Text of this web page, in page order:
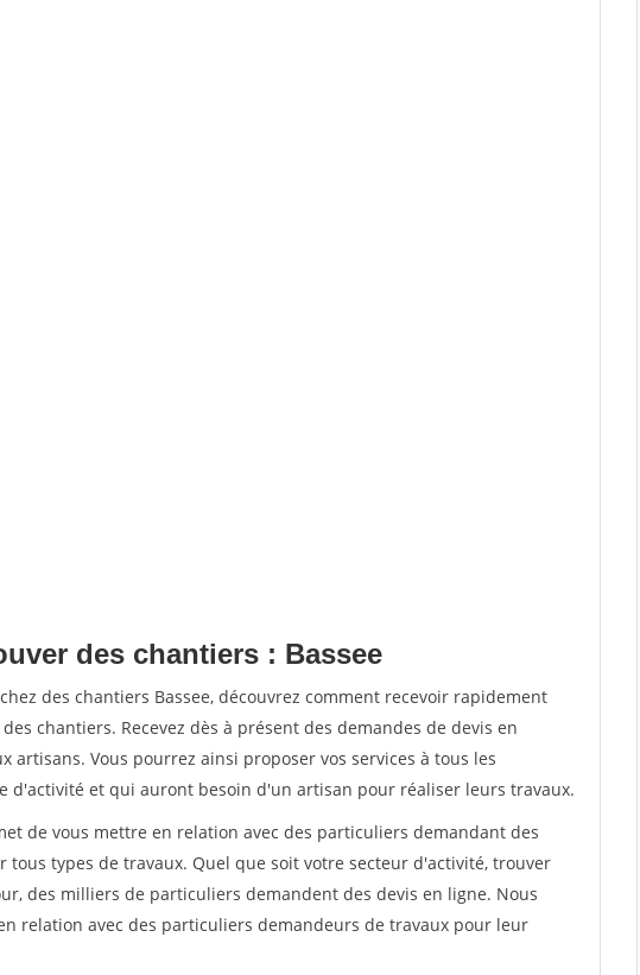
des chantiers : Bassee
des chantiers Bassee, découvrez comment recevoir rapidement
chantiers. Recevez dès à présent des demandes de devis en
artisans. Vous pourrez ainsi proposer vos services à tous les
d'activité et qui auront besoin d'un artisan pour réaliser leurs travaux.
de vous mettre en relation avec des particuliers demandant des
tous types de travaux. Quel que soit votre secteur d'activité, trouver
des milliers de particuliers demandent des devis en ligne. Nous
relation avec des particuliers demandeurs de travaux pour leur